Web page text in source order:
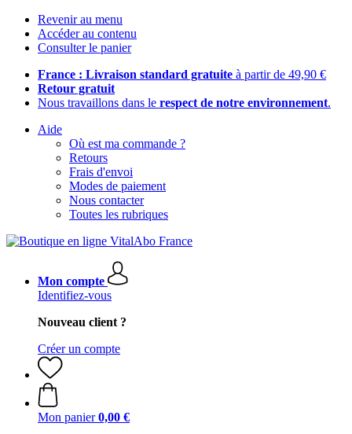
Revenir au menu
Accéder au contenu
Consulter le panier
France : Livraison standard gratuite à partir de 49,90 €
Retour gratuit
Nous travaillons dans le respect de notre environnement.
Aide
Où est ma commande ?
Retours
Frais d'envoi
Modes de paiement
Nous contacter
Toutes les rubriques
Mon compte
Identifiez-vous
Nouveau client ?
Créer un compte
Mon panier 0,00 €